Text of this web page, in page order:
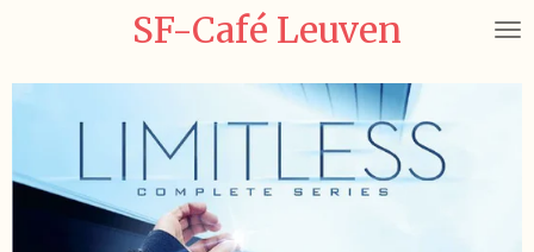
naar
SF-Café Leuven